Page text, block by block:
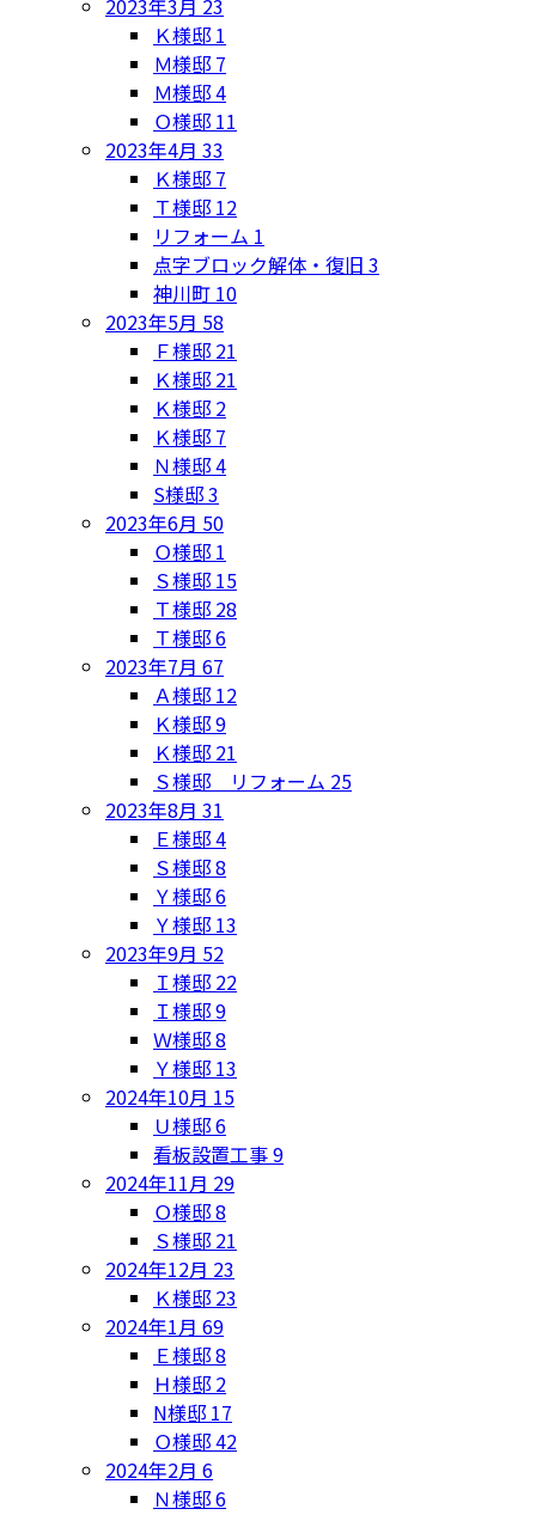
2023年3月 23
Ｋ様邸 1
Ｍ様邸 7
Ｍ様邸4
Ｏ様邸 11
2023年4月 33
Ｋ様邸 7
Ｔ様邸 12
リフォーム 1
点字ブロック解体・復旧 3
神川町 10
2023年5月 58
Ｆ様邸 21
Ｋ様邸 21
Ｋ様邸 2
Ｋ様邸 7
Ｎ様邸4
S様邸3
2023年6月 50
Ｏ様邸 1
Ｓ様邸 15
Ｔ様邸 28
Ｔ様邸6
2023年7月 67
Ａ様邸 12
Ｋ様邸9
Ｋ様邸 21
Ｓ様邸 リフォーム 25
2023年8月 31
Ｅ様邸4
Ｓ様邸8
Ｙ様邸6
Ｙ様邸 13
2023年9月 52
Ｉ様邸 22
Ｉ様邸9
Ｗ様邸8
Ｙ様邸 13
2024年10月 15
Ｕ様邸6
看板設置工事9
2024年11月 29
Ｏ様邸8
Ｓ様邸 21
2024年12月 23
Ｋ様邸 23
2024年1月 69
Ｅ様邸8
Ｈ様邸 2
N様邸 17
Ｏ様邸42
2024年2月 6
Ｎ様邸6